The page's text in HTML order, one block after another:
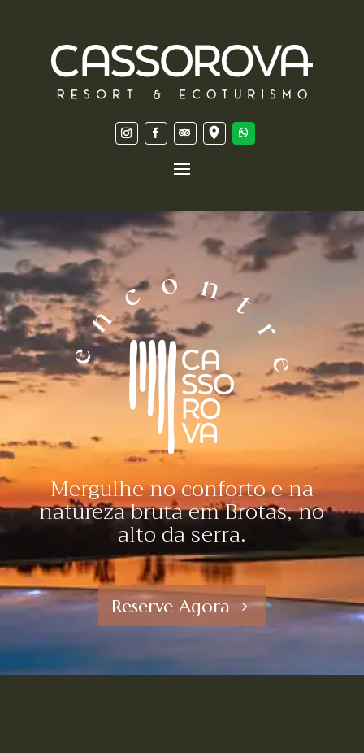
Mergulhe no conforto e na
natureza bruta em Brotas, no
alto da serra.
Reserve Agora